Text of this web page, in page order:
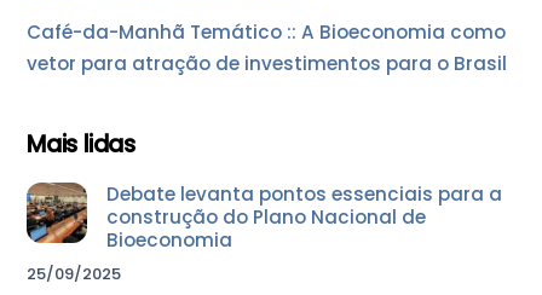
Café-da-Manhã Temático :: A Bioeconomia como
vetor para atração de investimentos para o Brasil
Mais lidas
Debate levanta pontos essenciais para a
construção do Plano Nacional de
Bioeconomia
25/09/2025